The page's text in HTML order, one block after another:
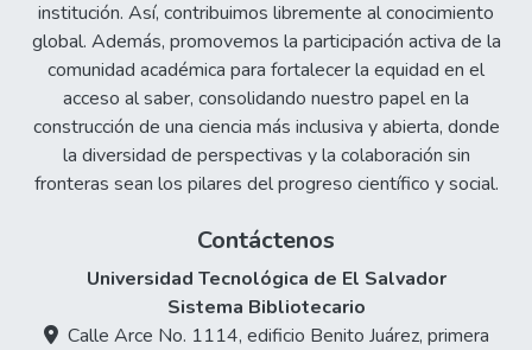
institución. Así, contribuimos libremente al conocimiento
global. Además, promovemos la participación activa de la
comunidad académica para fortalecer la equidad en el
acceso al saber, consolidando nuestro papel en la
construcción de una ciencia más inclusiva y abierta, donde
la diversidad de perspectivas y la colaboración sin
fronteras sean los pilares del progreso científico y social.
Contáctenos
Universidad Tecnológica de El Salvador
Sistema Bibliotecario
Calle Arce No. 1114, edificio Benito Juárez, primera